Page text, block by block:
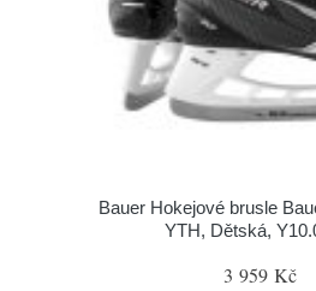
Bauer Hokejové brusle
YTH, Dětská,
3 959 Kč